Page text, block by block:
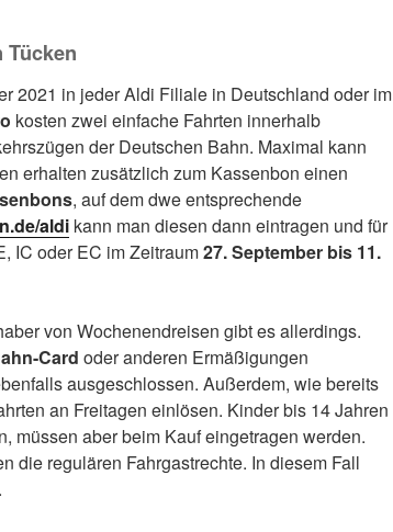
Tücken
2021 in jeder Aldi Filiale in Deutschland oder im
kosten zwei einfache Fahrten innerhalb
der Deutschen Bahn. Maximal kann
erhalten zusätzlich zum Kassenbon einen
, auf dem dwe entsprechende
aldi kann man diesen dann eintragen und für
IC oder EC im Zeitraum27. September bis 11.
von Wochenendreisen gibt es allerdings.
Card oder anderen Ermäßigungen
ausgeschlossen. Außerdem, wie bereits
an Freitagen einlösen. Kinder bis 14 Jahren
müssen aber beim Kauf eingetragen werden.
die regulären Fahrgastrechte. In diesem Fall